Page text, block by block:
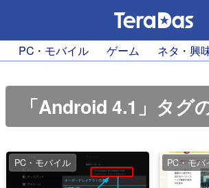
PC・モバイル ゲーム ネタ・興
「Android 4.1」タグ
PC・モバイル PC・モバ